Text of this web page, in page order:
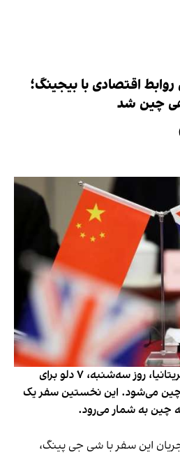
اقتصادی با بیجینگ؛
چین شد
کی‌یر استارمر، نخست‌وزیر بریتانیا، روز سه‌شنبه، ۷ دلو برای
می‌شود. این نخستین سفر یک
این سفر با شی جی پینگ،